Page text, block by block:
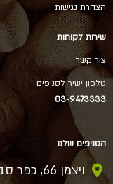
הצהרת נגישות
שירות לקוחות
צור קשר
טלפון ישיר לסניפים
03-9473333
הסניפים שלנו
ויצמן 66, כפר סבא